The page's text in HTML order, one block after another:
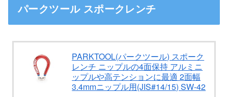
パークツール スポークレンチ
PARKTOOL(パークツール) スポーク
レンチ ニップルの4面保持 アルミニ
ップルや高テンションに最適 2面幅
3.4mmニップル用(JIS#14/15) SW-42